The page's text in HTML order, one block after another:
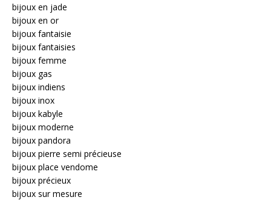
bijoux en jade
bijoux en or
bijoux fantaisie
bijoux fantaisies
bijoux femme
bijoux gas
bijoux indiens
bijoux inox
bijoux kabyle
bijoux moderne
bijoux pandora
bijoux pierre semi précieuse
bijoux place vendome
bijoux précieux
bijoux sur mesure